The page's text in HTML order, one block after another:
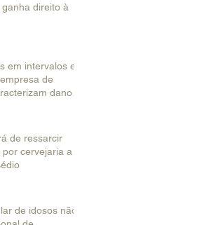
direito à
em intervalos e
de
dano
de ressarcir
cervejaria a
de idosos não